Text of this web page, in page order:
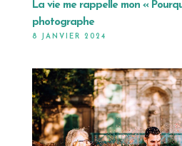
La vie me rappelle mon «
photographe
8 JANVIER 2024